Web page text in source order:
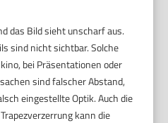
das Bild sieht unscharf aus.
sind nicht sichtbar. Solche
bei Präsentationen oder
sind falscher Abstand,
eingestellte Optik. Auch die
kann die